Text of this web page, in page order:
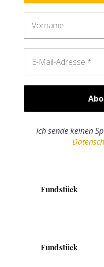
Ich sende keinen
Fundstück
Fundstück